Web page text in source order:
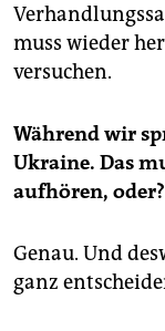
muss wieder
versuchen.
Während wir
Ukraine. Das
aufhören, oder?
Genau. Und
ganz